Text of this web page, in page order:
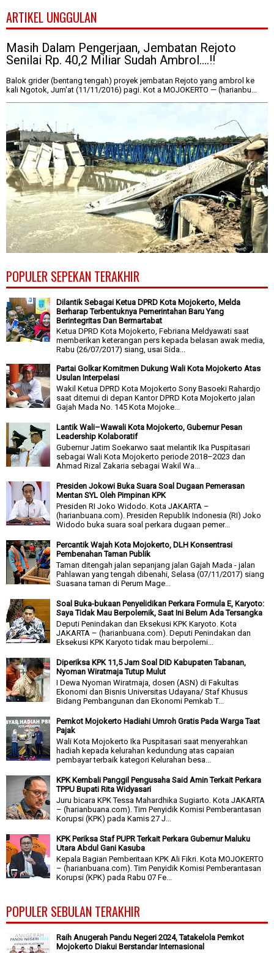
ARTIKEL UNGGULAN
Masih Dalam Pengerjaan, Jembatan Rejoto
Senilai Rp. 40,2 Miliar Sudah Ambrol....!!
Balok grider (bentang tengah) proyek jembatan Rejoto yang ambrol ke
kali Ngotok, Jum'at (11/11/2016) pagi. Kot a MOJOKERTO — (harianbu...
POPULER SEPEKAN TERAKHIR
Dilantik Sebagai Ketua DPRD Kota Mojokerto, Melda
Berharap Terbentuknya Pemerintahan Baru Yang
Berintegritas Dan Bermartabat
Ketua DPRD Kota Mojokerto, Febriana Meldyawati saat
memberikan keterangan pers kepada belasan awak media,
Rabu (26/07/2017) siang, usai Sida...
Partai Golkar Komitmen Dukung Wali Kota Mojokerto Atas
Usulan Interpelasi
Wakil Ketua DPRD Kota Mojokerto Sony Basoeki Rahardjo
saat ditemui di depan Kantor DPRD Kota Mojokerto jalan
Gajah Mada No. 145 Kota Mojoke...
Lantik Wali–Wawali Kota Mojokerto, Gubernur Pesan
Leadership Kolaboratif
Gubernur Jatim Soekarwo saat melantik Ika Puspitasari
sebagai Wali Kota Mojokerto periode 2018–2023 dan
Ahmad Rizal Zakaria sebagai Wakil Wa...
Presiden Jokowi Buka Suara Soal Dugaan Pemerasan
Mentan SYL Oleh Pimpinan KPK
Presiden RI Joko Widodo. Kota JAKARTA –
(harianbuana.com). Presiden Republik Indonesia (RI) Joko
Widodo buka suara soal perkara dugaan pemer...
Percantik Wajah Kota Mojokerto, DLH Konsentrasi
Pembenahan Taman Publik
Taman ditengah jalan sepanjang jalan Gajah Mada - jalan
Pahlawan yang tengah dibenahi, Selasa (07/11/2017) siang
Suasana taman di Perum Mage...
Soal Buka-bukaan Penyelidikan Perkara Formula E, Karyoto:
Saya Tidak Mau Berpolemik, Saat Ini Belum Ada Tersangka
Deputi Penindakan dan Eksekusi KPK Karyoto. Kota
JAKARTA – (harianbuana.com). Deputi Penindakan dan
Eksekusi KPK Karyoto tidak mau berpolemi...
Diperiksa KPK 11,5 Jam Soal DID Kabupaten Tabanan,
Nyoman Wiratmaja Tutup Mulut
I Dewa Nyoman Wiratmaja, dosen (ASN) di Fakultas
Ekonomi dan Bisnis Universitas Udayana/ Staf Khusus
Bidang Pembangunan dan Ekonomi Pemkab T...
Pemkot Mojokerto Hadiahi Umroh Gratis Pada Warga Taat
Pajak
Wali Kota Mojokerto Ika Puspitasari saat menyerahkan
hadiah kepada kelurahan kedundung atas capaian
pembayar terbaik kategori Kelurahan besa...
KPK Kembali Panggil Pengusaha Said Amin Terkait Perkara
TPPU Bupati Rita Widyasari
Juru bicara KPK Tessa Mahardhika Sugiarto. Kota JAKARTA
– (harianbuana.com). Tim Penyidik Komisi Pemberantasan
Korupsi (KPK) pada Kamis 27 J...
KPK Periksa Staf PUPR Terkait Perkara Gubernur Maluku
Utara Abdul Gani Kasuba
Kepala Bagian Pemberitaan KPK Ali Fikri. Kota MOJOKERTO
– (harianbuana.com). Tim Penyidik Komisi Pemberantasan
Korupsi (KPK) pada Rabu 07 Fe...
POPULER SEBULAN TERAKHIR
Raih Anugerah Pandu Negeri 2024, Tatakelola Pemkot
Mojokerto Diakui Berstandar Internasional